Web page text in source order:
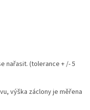
nařasit. (tolerance + /- 5
výška záclony je měřena